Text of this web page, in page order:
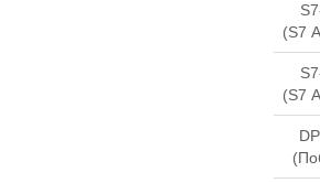
(S7
(S7